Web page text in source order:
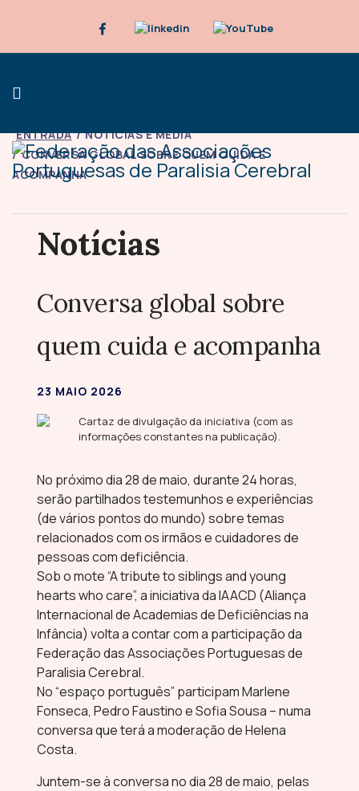
ENTRADA
NOTÍCIAS E MÉDIA
CONVERSA GLOBAL SOBRE QUEM CUIDA E
ACOMPANHA
Notícias
Conversa global sobre
quem cuida e acompanha
23 MAIO 2026
No próximo dia 28 de maio, durante 24 horas,
serão partilhados testemunhos e experiências
(de vários pontos do mundo) sobre temas
relacionados com os irmãos e cuidadores de
pessoas com deficiência.
Sob o mote “A tribute to siblings and young
hearts who care”, a iniciativa da IAACD (Aliança
Internacional de Academias de Deficiências na
Infância) volta a contar com a participação da
Federação das Associações Portuguesas de
Paralisia Cerebral.
No “espaço português” participam Marlene
Fonseca, Pedro Faustino e Sofia Sousa – numa
conversa que terá a moderação de Helena
Costa.
Juntem-se à conversa no dia 28 de maio, pelas